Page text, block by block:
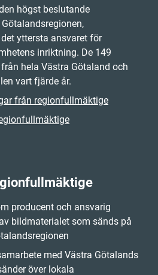
högst beslutande
yttersta ansvaret för
inriktning. De 149
hela Västra Götaland och
vart fjärde år.
från regionfullmäktige
producent och ansvarig
bildmaterialet som sänds på
med Västra Götalands
över lokala